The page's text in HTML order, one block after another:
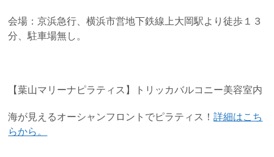
会場：京浜急行、横浜市営地下鉄線上大岡駅より徒歩１３
分、駐車場無し。
【葉山マリーナピラティス】トリッカバルコニー美容室内
海が見えるオーシャンフロントでピラティス！詳細はこち
らから。